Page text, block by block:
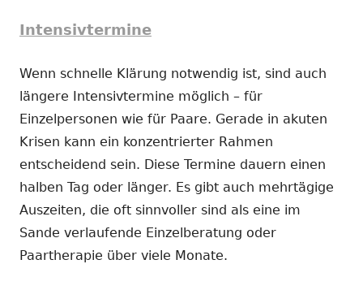
Intensivtermine
Wenn schnelle Klärung notwendig ist, sind auch
längere Intensivtermine möglich – für
Einzelpersonen wie für Paare. Gerade in akuten
Krisen kann ein konzentrierter Rahmen
entscheidend sein. Diese Termine dauern einen
halben Tag oder länger. Es gibt auch mehrtägige
Auszeiten, die oft sinnvoller sind als eine im
Sande verlaufende Einzelberatung oder
Paartherapie über viele Monate.